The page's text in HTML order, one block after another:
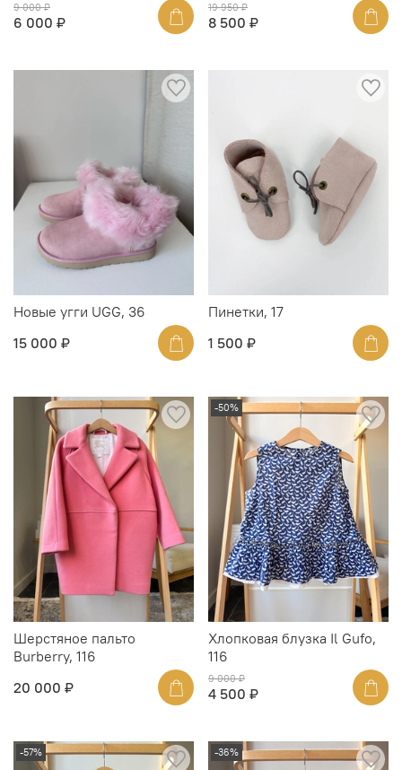
9 000 ₽
6 000 ₽
19 950 ₽
8 500 ₽
Новые угги UGG, 36
15 000 ₽
Пинетки, 17
1 500 ₽
Шерстяное пальто
Burberry, 116
20 000 ₽
-50%
Хлопковая блузка Il Gufo,
116
9 000 ₽
4 500 ₽
-57% -36%